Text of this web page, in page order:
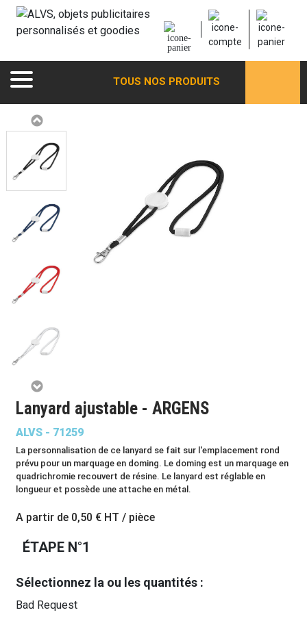
TOUS NOS PRODUITS
Lanyard ajustable - ARGENS
ALVS - 71259
La personnalisation de ce lanyard se fait sur l'emplacement rond
prévu pour un marquage en doming. Le doming est un marquage en
quadrichromie recouvert de résine. Le lanyard est réglable en
longueur et possède une attache en métal.
A partir de 0,50 € HT / pièce
ÉTAPE N°1
Sélectionnez la ou les quantités :
Bad Request